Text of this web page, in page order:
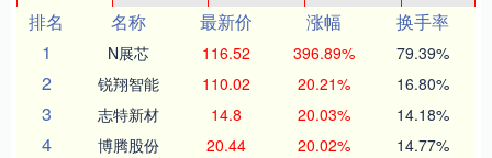
排名
名称 最新价 涨幅
换手率
1
N展芯 116.52 396.89% 79.39%
2 锐翔智能 110.02 20.21% 16.80%
3 志特新材 14.8 20.03% 14.18%
4 博腾股份 20.44 20.02% 14.77%